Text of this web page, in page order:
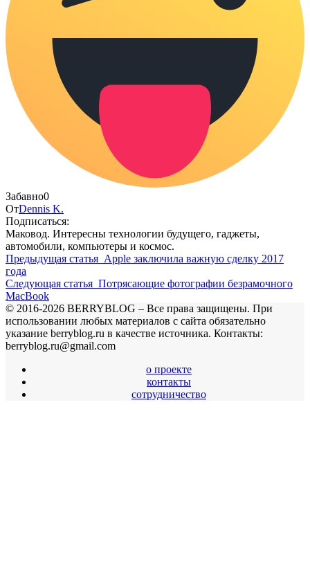
Забавно0
ОтDennis K.
Подписаться:
Маковод. Интересны технологии будущего, гаджеты,
автомобили, компьютеры и космос.
Предыдущая статья Apple заключила важную сделку 2017
года
Следующая статья Потрясающие фотографии безрамочного
MacBook
© 2016-2026 BERRYBLOG – Все права защищены. При
использовании любых материалов с сайта обязательно
указание berryblog.ru в качестве источника. Контакты:
berryblog.ru@gmail.com
о проекте
контакты
сотрудничество